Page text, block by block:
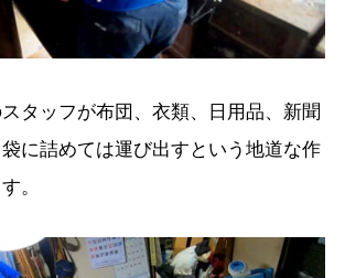
タッフが布団、衣類、日用品、新聞
に詰めては運び出すという地道な作
。